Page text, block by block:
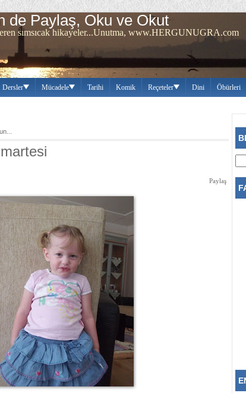
de Paylaş, Oku ve Okut
sımsıcak hikayeler...Unutma, www.HERGUNUGRA.com
Dersler Mücadele Tarihi Komik Reçeteler Dini Öbürleri
Paylaş